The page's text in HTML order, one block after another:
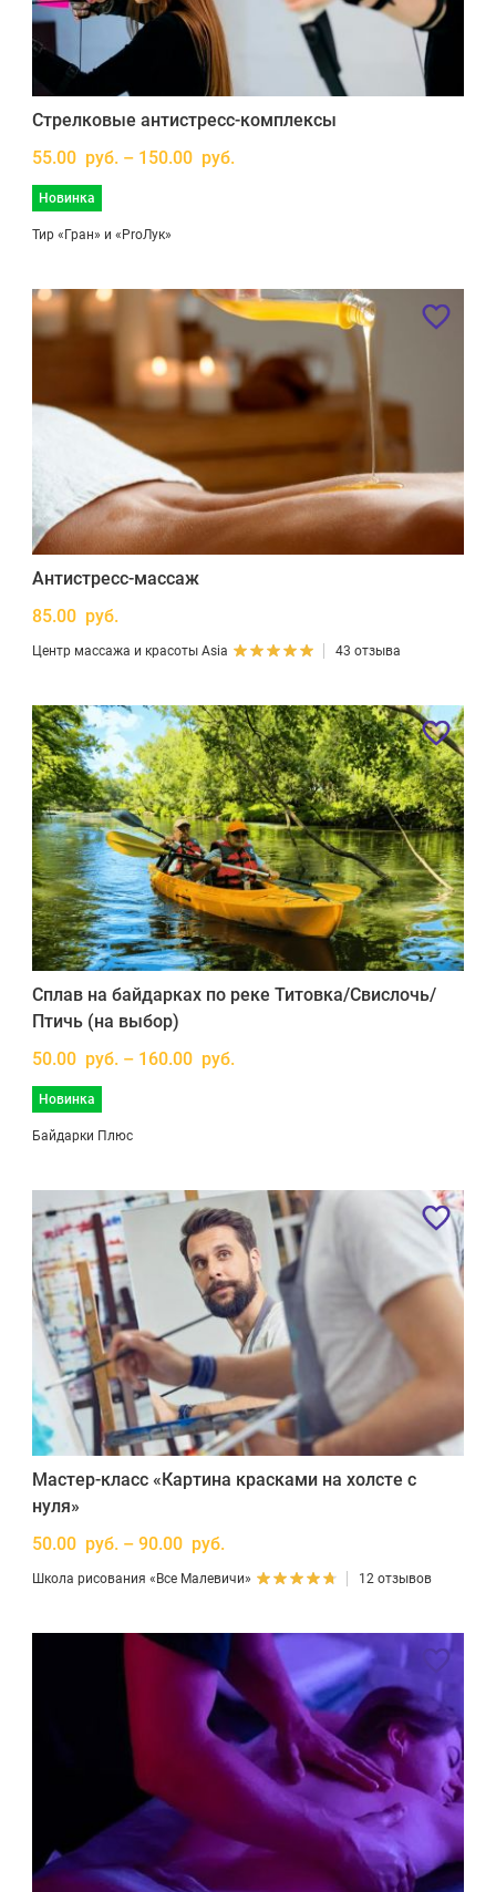
Стрелковые антистресс-комплексы
55.00 руб. – 150.00 руб.
Новинка
Тир «Гран» и «ProЛук»
Антистресс-массаж
85.00 руб.
Центр массажа и красоты Asia 43 отзыва
Сплав на байдарках по реке Титовка/Свислочь/
Птичь (на выбор)
50.00 руб. – 160.00 руб.
Новинка
Байдарки Плюс
Мастер-класс «Картина красками на холсте с
нуля»
50.00 руб. – 90.00 руб.
Школа рисования «Все Малевичи» 12 отзывов